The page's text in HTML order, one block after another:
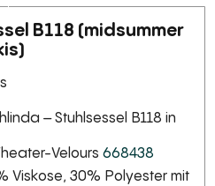
B118 (midsummer
– Stuhlsessel B118 in
Velours668438
Viskose, 30% Polyester mit